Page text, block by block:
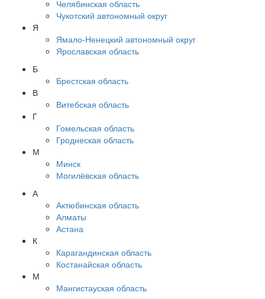
Челябинская область
Чукотский автономный округ
Я
Ямало-Ненецкий автономный округ
Ярославская область
Б
Брестская область
В
Витебская область
Г
Гомельская область
Гроднеская область
М
Минск
Могилёвская область
А
Актюбинская область
Алматы
Астана
К
Карагандинская область
Костанайская область
М
Мангистауская область